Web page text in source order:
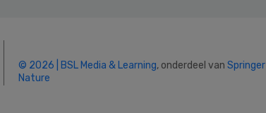
© 2026 | BSL Media & Learning, onderdeel van Springer
Nature